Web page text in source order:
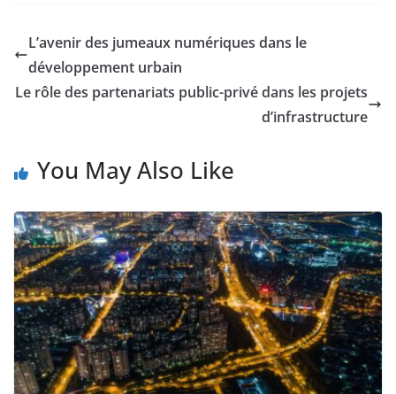
L’avenir des jumeaux numériques dans le
développement urbain
Le rôle des partenariats public-privé dans les projets
d’infrastructure
You May Also Like